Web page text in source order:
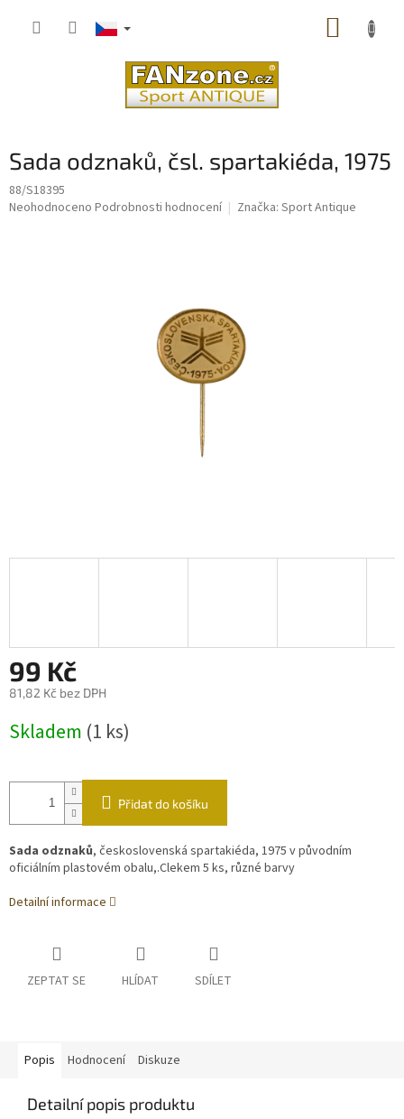
Sada odznaků, čsl. spartakiéda, 1975
88/S18395
Průměrné
Neohodnoceno Podrobnosti hodnocení Značka: Sport Antique
99 Kč
81,82 Kč bez DPH
cena:
Skladem (1 ks)
Přidat do košíku
Sada odznaků, československá spartakiéda, 1975 v původním
oficiálním plastovém obalu,.Clekem 5 ks, různé barvy
Detailní informace
ZEPTAT SE HLÍDAT SDÍLET
Popis Hodnocení Diskuze
Detailní popis produktu